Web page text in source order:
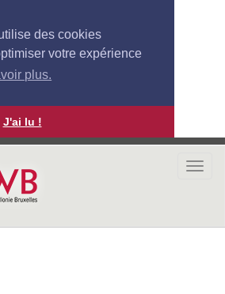
des cookies
votre expérience
plus.
J'ai lu !